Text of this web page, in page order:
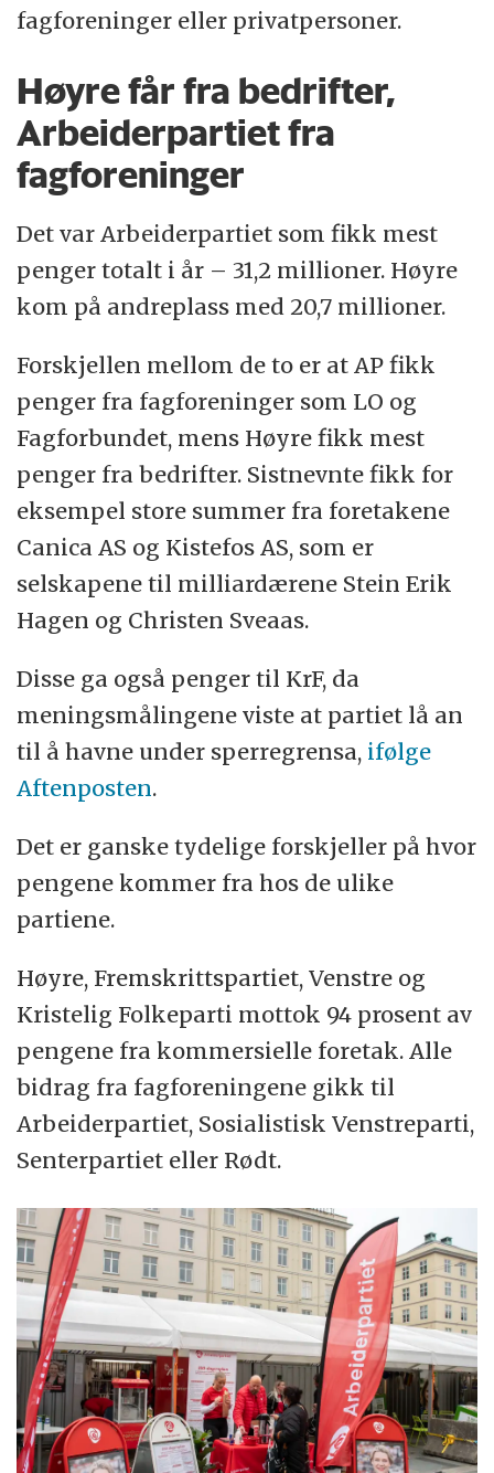
fagforeninger eller privatpersoner.
Høyre får fra bedrifter,
Arbeiderpartiet fra
fagforeninger
Det var Arbeiderpartiet som fikk mest
penger totalt i år – 31,2 millioner. Høyre
kom på andreplass med 20,7 millioner.
Forskjellen mellom de to er at AP fikk
penger fra fagforeninger som LO og
Fagforbundet, mens Høyre fikk mest
penger fra bedrifter. Sistnevnte fikk for
eksempel store summer fra foretakene
Canica AS og Kistefos AS, som er
selskapene til milliardærene Stein Erik
Hagen og Christen Sveaas.
Disse ga også penger til KrF, da
meningsmålingene viste at partiet lå an
til å havne under sperregrensa, ifølge
Aftenposten.
Det er ganske tydelige forskjeller på hvor
pengene kommer fra hos de ulike
partiene.
Høyre, Fremskrittspartiet, Venstre og
Kristelig Folkeparti mottok 94 prosent av
pengene fra kommersielle foretak. Alle
bidrag fra fagforeningene gikk til
Arbeiderpartiet, Sosialistisk Venstreparti,
Senterpartiet eller Rødt.